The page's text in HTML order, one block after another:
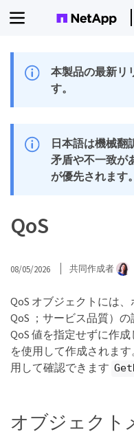
本製品の最新リ
す。
日本語は機械翻
矛盾や不一致が
が優先されます。
QoS
08/05/2026 共同作成者
QoS オブジェクトには
QoS ；サービス品質）
QoS 値を指定せずに作
を使用して作成されま
用して確認できます
オブジェクト